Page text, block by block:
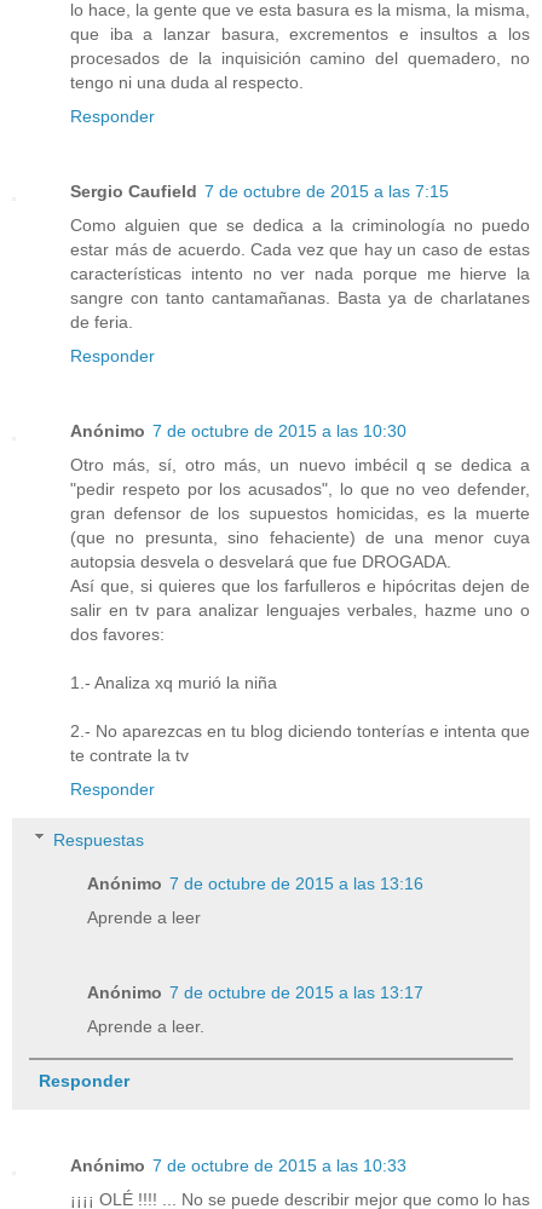
lo hace, la gente que ve esta basura es la misma, la misma,
que iba a lanzar basura, excrementos e insultos a los
procesados de la inquisición camino del quemadero, no
tengo ni una duda al respecto.
Responder
Sergio Caufield 7 de octubre de 2015 a las 7:15
Como alguien que se dedica a la criminología no puedo
estar más de acuerdo. Cada vez que hay un caso de estas
características intento no ver nada porque me hierve la
sangre con tanto cantamañanas. Basta ya de charlatanes
de feria.
Responder
Anónimo 7 de octubre de 2015 a las 10:30
Otro más, sí, otro más, un nuevo imbécil q se dedica a
"pedir respeto por los acusados", lo que no veo defender,
gran defensor de los supuestos homicidas, es la muerte
(que no presunta, sino fehaciente) de una menor cuya
autopsia desvela o desvelará que fue DROGADA.
Así que, si quieres que los farfulleros e hipócritas dejen de
salir en tv para analizar lenguajes verbales, hazme uno o
dos favores:
1.- Analiza xq murió la niña
2.- No aparezcas en tu blog diciendo tonterías e intenta que
te contrate la tv
Responder
Respuestas
Anónimo 7 de octubre de 2015 a las 13:16
Aprende a leer
Anónimo 7 de octubre de 2015 a las 13:17
Aprende a leer.
Responder
Anónimo 7 de octubre de 2015 a las 10:33
¡¡¡¡ OLÉ !!!! ... No se puede describir mejor que como lo has